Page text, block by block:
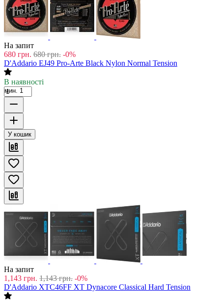
На запит
680 грн. 680 грн. -0%
D'Addario EJ49 Pro-Arte Black Nylon Normal Tension
В наявності
мин. 1
У кошик
На запит
1,143 грн. 1,143 грн. -0%
D'Addario XTC46FF XT Dynacore Classical Hard Tension